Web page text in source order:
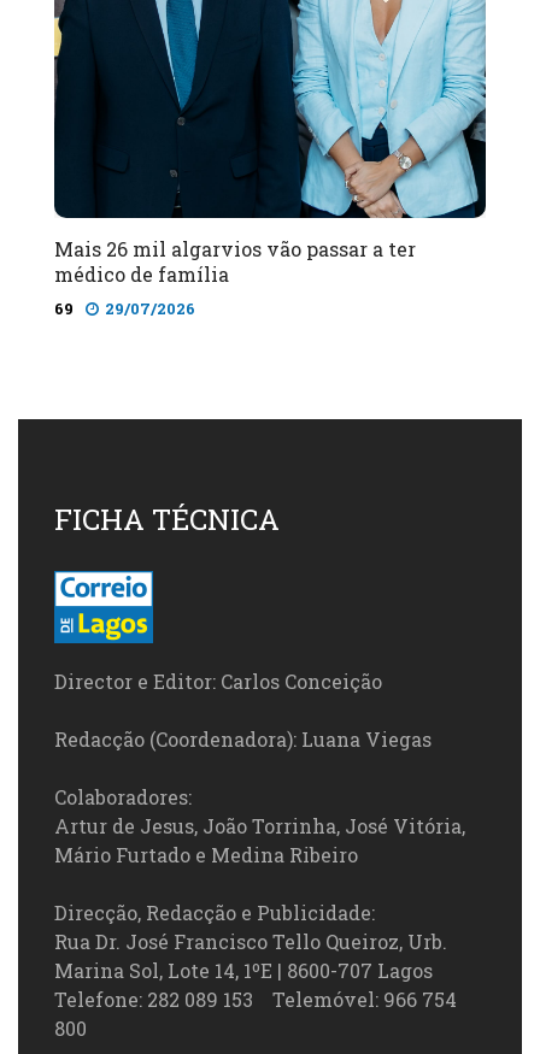
Mais 26 mil algarvios vão passar a ter
médico de família
69 29/07/2026
FICHA TÉCNICA
Director e Editor: Carlos Conceição
Redacção (Coordenadora): Luana Viegas
Colaboradores:
Artur de Jesus, João Torrinha, José Vitória,
Mário Furtado e Medina Ribeiro
Direcção, Redacção e Publicidade:
Rua Dr. José Francisco Tello Queiroz, Urb.
Marina Sol, Lote 14, 1ºE | 8600-707 Lagos
Telefone: 282 089 153 Telemóvel: 966 754
800